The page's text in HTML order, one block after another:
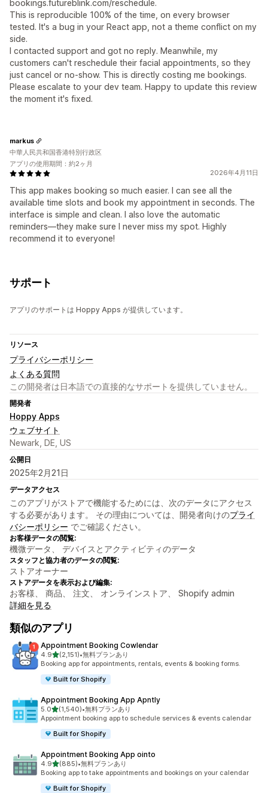
bookings.futureblink.com/reschedule.
This is reproducible 100% of the time, on every browser
tested. It's a bug in your React app, not a theme conflict on my
side.
I contacted support and got no reply. Meanwhile, my
customers can't reschedule their facial appointments, so they
just cancel or no-show. This is directly costing me bookings.
Please escalate to your dev team. Happy to update this review
the moment it's fixed.
2026年4月11日
This app makes booking so much easier. I can see all the
available time slots and book my appointment in seconds. The
interface is simple and clean. I also love the automatic
reminders—they make sure I never miss my spot. Highly
recommend it to everyone!
markus
中華人民共和国香港特別行政区
アプリの使用期間：約2ヶ月
サポート
アプリのサポートは Hoppy Apps が提供しています。
リソース
プライバシーポリシー
よくある質問
この開発者は日本語での直接的なサポートを提供していません。
開発者
Hoppy Apps
ウェブサイト
Newark, DE, US
公開日
2025年2月21日
データアクセス
このアプリがストアで機能するためには、次のデータにアクセス
する必要があります。 その理由については、開発者向けのプライ
バシーポリシー でご確認ください。
お客様データの閲覧:
機微データ、 デバイスとアクティビティのデータ
スタッフと協力者のデータの閲覧:
ストアオーナー
ストアデータを表示および編集:
お客様、 商品、 注文、 オンラインストア、 Shopify admin
詳細を見る
類似のアプリ
Appointment Booking Cowlendar
4.95つ星中
(2,151)
合計レビュー数：2151件
•無料プランあり
Booking app for appointments, rentals, events & booking forms.
Built for Shopify
Appointment Booking App Apntly
5.05つ星中
(1,540)
合計レビュー数：1540件
•無料プランあり
Appointment booking app to schedule services & events calendar
Built for Shopify
Appointment Booking App ointo
4.95つ星中
(885)
合計レビュー数：885件
•無料プランあり
Booking app to take appointments and bookings on your calendar
Built for Shopify